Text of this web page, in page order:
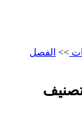
>> الفصل